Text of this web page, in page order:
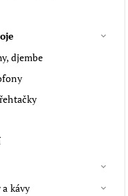
djembe
kávy